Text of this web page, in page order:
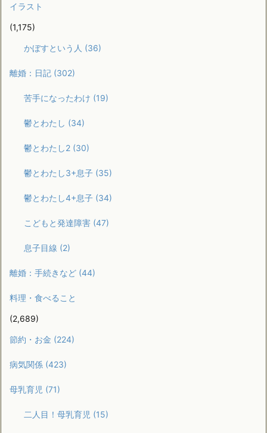
イラスト
(1,175)
かぼすという人 (36)
離婚：日記 (302)
苦手になったわけ (19)
鬱とわたし (34)
鬱とわたし2 (30)
鬱とわたし3+息子 (35)
鬱とわたし4+息子 (34)
こどもと発達障害 (47)
息子目線 (2)
離婚：手続きなど (44)
料理・食べること
(2,689)
節約・お金 (224)
病気関係 (423)
母乳育児 (71)
二人目！母乳育児 (15)